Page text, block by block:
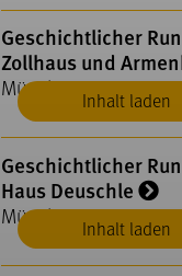
Inhalt laden
Geschichtlicher
Zollhaus und
Münsingen
Inhalt laden
Geschichtlicher
Haus Deuschle
Münsingen